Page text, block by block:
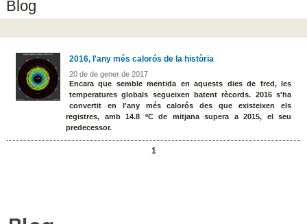
Blog
2016, l'any més calorós de la història
20 de de gener de 2017
Encara que semble mentida en aquests dies de fred, les
temperatures globals segueixen batent rècords. 2016 s'ha
convertit en l'any més calorós des que existeixen els
registres, amb 14.8 ºC de mitjana supera a 2015, el seu
predecessor.
1